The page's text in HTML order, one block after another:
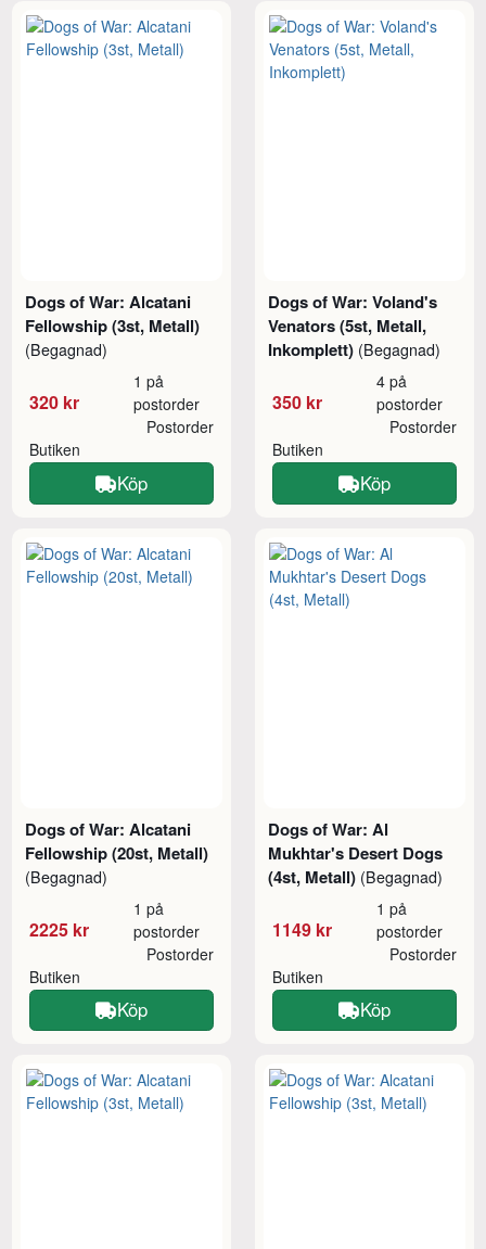
Dogs of War: Alcatani
Fellowship (3st, Metall)
(Begagnad)
320 kr
1 på
postorder
Butiken
Postorder
Köp
Dogs of War: Voland's
Venators (5st, Metall,
Inkomplett) (Begagnad)
350 kr
4 på
postorder
Butiken
Postorder
Köp
Dogs of War: Alcatani
Fellowship (20st, Metall)
(Begagnad)
2225 kr
1 på
postorder
Butiken
Postorder
Köp
Dogs of War: Al
Mukhtar's Desert Dogs
(4st, Metall) (Begagnad)
1149 kr
1 på
postorder
Butiken
Postorder
Köp